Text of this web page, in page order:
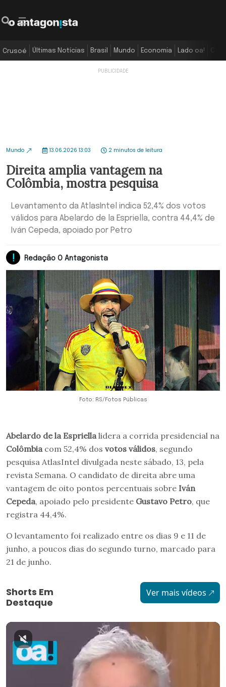
Crusoé Últimas Notícias Brasil Mundo Economia Lado oa!
Mundo 13.06.2026 13:03 2 minutos de leitura
Direita amplia vantagem na
Colômbia, mostra pesquisa
Levantamento da AtlasIntel indica 52,4% dos votos
válidos para Abelardo de la Espriella, contra 44,4% de
Iván Cepeda, apoiado por Petro
Redação O Antagonista
Foto: RS/Fotos Públicas
Abelardo de la Espriella lidera a corrida presidencial na
Colômbia com 52,4% dos votos válidos, segundo
pesquisa AtlasIntel divulgada neste sábado, 13, pela
revista Semana. O candidato de direita abre uma
vantagem de oito pontos percentuais sobre Iván
Cepeda, apoiado pelo presidente Gustavo Petro, que
registra 44,4%.
O levantamento foi realizado entre os dias 9 e 11 de
junho, a poucos dias do segundo turno, marcado para
21 de junho.
Shorts Em
Destaque
Ver mais vídeos